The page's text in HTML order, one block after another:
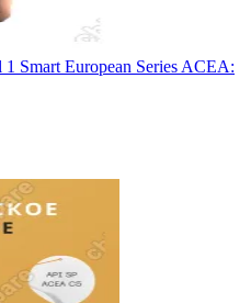
Smart European Series ACEA: